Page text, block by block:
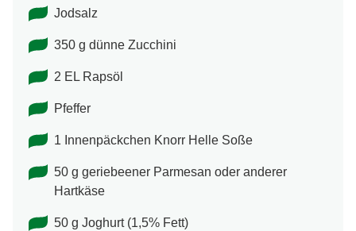
Jodsalz
350 g dünne Zucchini
2 EL Rapsöl
Pfeffer
1 Innenpäckchen Knorr Helle Soße
50 g geriebeener Parmesan oder anderer
Hartkäse
50 g Joghurt (1,5% Fett)